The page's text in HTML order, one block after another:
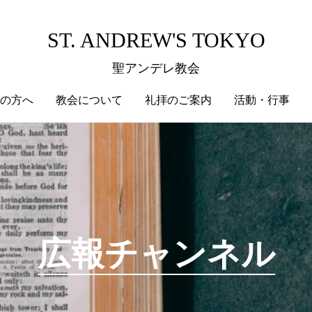
ST. ANDREW'S TOKYO
聖アンデレ教会
方へ 教会について 礼拝のご案内 活動・行事
広報チャンネル